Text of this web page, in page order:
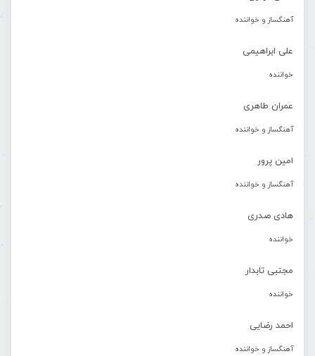
آهنگساز و خواننده
علی ابراهیمی
خواننده
عمران طاهری
آهنگساز و خواننده
امین پرور
آهنگساز و خواننده
هادی صدری
خواننده
مجتبی تابدار
خواننده
احمد رضایی
آهنگساز و خواننده